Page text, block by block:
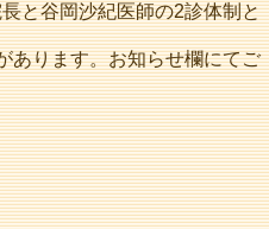
と谷岡沙紀医師の2診体制と
ります。お知らせ欄にてご